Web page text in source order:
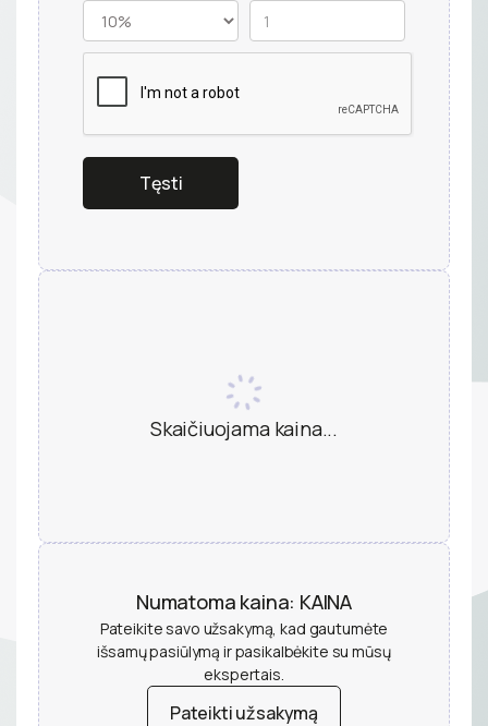
Skaičiuojama kaina...
Numatoma kaina: KAINA
Pateikite savo užsakymą, kad gautumėte
išsamų pasiūlymą ir pasikalbėkite su mūsų
ekspertais.
Pateikti užsakymą